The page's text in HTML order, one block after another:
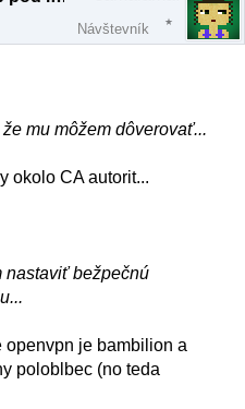
Návštevník
mu môžem dôverovať...
okolo CA autorit...
nastaviť bežpečnú
openvpn je bambilion a
poloblbec (no teda